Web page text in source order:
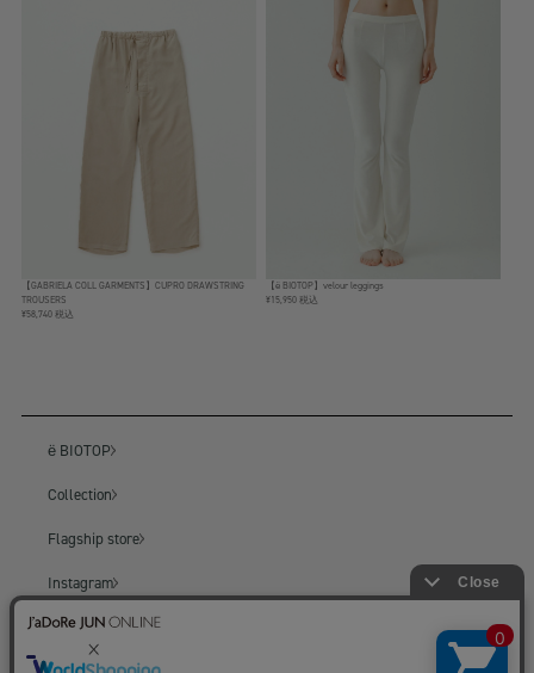
【GABRIELA COLL GARMENTS】CUPRO DRAWSTRING
TROUSERS
¥58,740 税込
【ё BIOTOP】velour leggings
¥15,950 税込
ё BIOTOP
Collection
Flagship store
Instagram
BIOTOP